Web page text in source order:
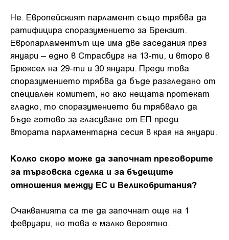
Не. Европейският парламент също трябва да
ратифицира споразумението за Брекзит.
Европарламентът ще има две заседания през
януари – едно в Страсбург на 13-ти, и второ в
Брюксел на 29-ти и 30 януари. Преди това
споразумението трябва да бъде разгледано от
специален комитет, но ако нещата протекат
гладко, то споразумението би трябвало да
бъде готово за гласуване от ЕП преди
втората парламентарна сесия в края на януари.
Колко скоро може да започнат преговорите
за търговска сделка и за бъдещите
отношения между ЕС и Великобритания?
Очакванията са те да започнат още на 1
февруари, но това е малко вероятно.